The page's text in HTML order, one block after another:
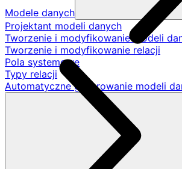
Modele danych
Projektant modeli danych
Tworzenie i modyfikowanie modeli
Tworzenie i modyfikowanie relacji
Pola systemowe
Typy relacji
Automatyczne generowanie modeli